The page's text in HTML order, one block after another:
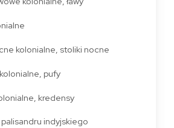
kolonialne, stoliki nocne
pufy
kredensy
indyjskiego